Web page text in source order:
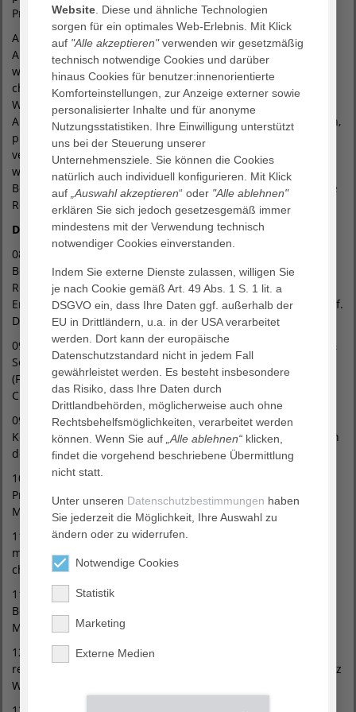
Prophylaxe entwickeln.
Angepasst an persönliche Bedürfnisse, Bedingungen,
Anforderungen und Kapazitäten, ist sie unabhängig davon
wirksam, ob der therapeutische Weg chirurgisch oder nicht
chirurgisch verläuft. Das dadurch entstehende „Open
Window“ ermöglicht es, neue Impulse – gerade auch die
Anwendung der konservativen, hier insbesondere manuellen,
physikalischen und regenerativen Therapien – nachhaltig zu
verankern und ihr volles Wirkpotenzial zu entfalten. Damit
werden mögliche Interventionen verbessert,
Behandlungsergebnisse langfristig optimiert und eine ideale
Rehabilitation eingeleitet.
Das Programm:
08:40 – 09:05 Uhr Begrüßung + Impulsvortrag Mut &
Beharrlichkeit – Prähabilitation, Endoprothetik und
Regenerative Therapien / Knorpeltransplantation - Robert
Erbeldinger, Dr. Thomas Schreyer, Prof. Dr. Georg Köster, Prof.
Dr. Michael Wild
09:05 – 09:40 Uhr Superior Combination Therapy – Muskel- &
Sehnenverletzungen state of the art – off-label to evidence
(Fußball, Handball, Basketball & PEDro) - Univ.-Prof. Dr.
Christoph Schmitz
09:40 – 10:05 Uhr Knieschmerz, Osteoporose u.w.
Kombinationstherapie – physikalisch und nutritiv im Rahmen
der Prä- & Rehabilitation - PD Dr. Anna Schreiner
10:05 – 10:30 Uhr Med. Kräftigungs- & Trainingstherapie –
Prähabilitation und Forschung meets Praxis - Dr. Florian
Maria Alfen, Dr. Christoph Spang
11:00 – 11:35 Uhr Physikalische & konservative Therapie inkl.
med. Kräftigungs- & Trainingstherapie in der orthopädisch-
chirurgischen Praxis - Dr. Stephan Hub
11:35 – 12:00 Uhr Exercise Oncology – Trainings- und
Bewegungstherapie in der Onkologie und Prophylaxe -
Maximilian Köppel
12:00 – 12:25 Uhr Gonarthrose und Knorpel – Konservative &
regenerative Therapien. Aktuelle Diskussionen - Prof. Dr. Götz
Welsch
Website . Diese und ähnliche Technologien
sorgen für ein optimales Web-Erlebnis. Mit Klick
auf "Alle akzeptieren"verwenden wir gesetzmäßig
technisch notwendige Cookies und darüber
hinaus Cookies für benutzer:innenorientierte
Komforteinstellungen, zur Anzeige externer sowie
personalisierter Inhalte und für anonyme
Nutzungsstatistiken. Ihre Einwilligung unterstützt
uns bei der Steuerung unserer
Unternehmensziele. Sie können die Cookies
natürlich auch individuell konfigurieren. Mit Klick
auf „Auswahl akzeptieren“ oder "Alle ablehnen"
erklären Sie sich jedoch gesetzesgemäß immer
mindestens mit der Verwendung technisch
notwendiger Cookies einverstanden.
Indem Sie externe Dienste zulassen, willigen Sie
je nach Cookie gemäß Art. 49 Abs. 1 S. 1 lit. a
DSGVO ein, dass Ihre Daten ggf. außerhalb der
EU in Drittländern, u.a. in der USA verarbeitet
werden. Dort kann der europäische
Datenschutzstandard nicht in jedem Fall
gewährleistet werden. Es besteht insbesondere
das Risiko, dass Ihre Daten durch
Drittlandbehörden, möglicherweise auch ohne
Rechtsbehelfsmöglichkeiten, verarbeitet werden
können. Wenn Sie auf „Alle ablehnen“ klicken,
findet die vorgehend beschriebene Übermittlung
nicht statt.
Unter unseren Datenschutzbestimmungen haben
Sie jederzeit die Möglichkeit, Ihre Auswahl zu
ändern oder zu widerrufen.
Notwendige Cookies
Statistik
Marketing
Externe Medien